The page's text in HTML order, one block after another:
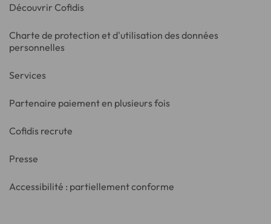
Découvrir Cofidis
Charte de protection et d'utilisation des données
personnelles
Services
Partenaire paiement en plusieurs fois
Cofidis recrute
Presse
Accessibilité : partiellement conforme